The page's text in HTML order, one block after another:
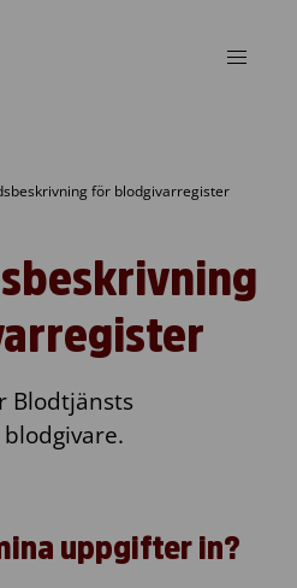
för blodgivarregister
Blodtjänsts
uppgifter in?